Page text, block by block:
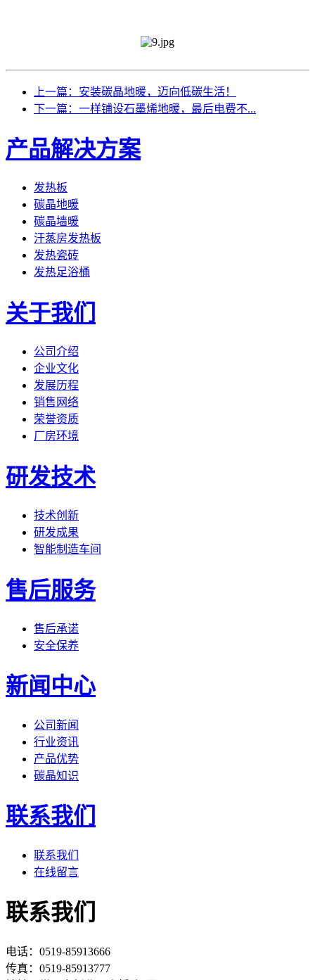
上一篇：安装碳晶地暖，迈向低碳生活！
下一篇：一样铺设石墨烯地暖，最后电费不...
产品解决方案
发热板
碳晶地暖
碳晶墙暖
汗蒸房发热板
发热瓷砖
发热足浴桶
关于我们
公司介绍
企业文化
发展历程
销售网络
荣誉资质
厂房环境
研发技术
技术创新
研发成果
智能制造车间
售后服务
售后承诺
安全保养
新闻中心
公司新闻
行业资讯
产品优势
碳晶知识
联系我们
联系我们
在线留言
联系我们
电话：0519-85913666
传真：0519-85913777